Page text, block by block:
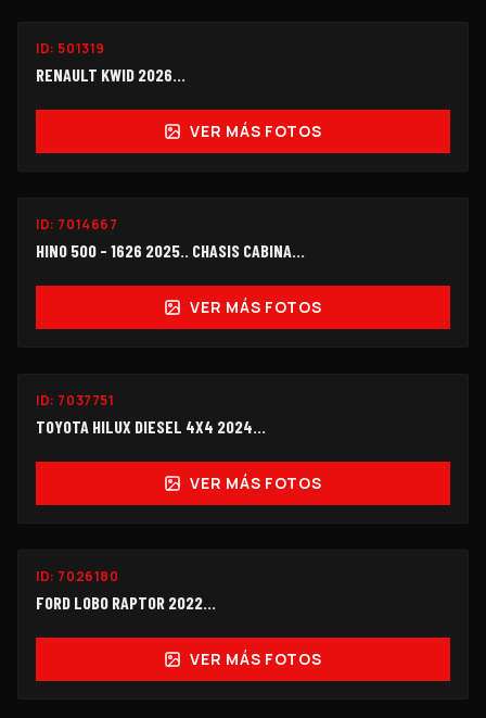
ID: 501319
RENAULT KWID 2026...
VER MÁS FOTOS
ID: 7014667
HINO 500 - 1626 2025.. CHASIS CABINA...
VER MÁS FOTOS
ID: 7037751
TOYOTA HILUX DIESEL 4X4 2024...
VER MÁS FOTOS
ID: 7026180
FORD LOBO RAPTOR 2022...
VER MÁS FOTOS